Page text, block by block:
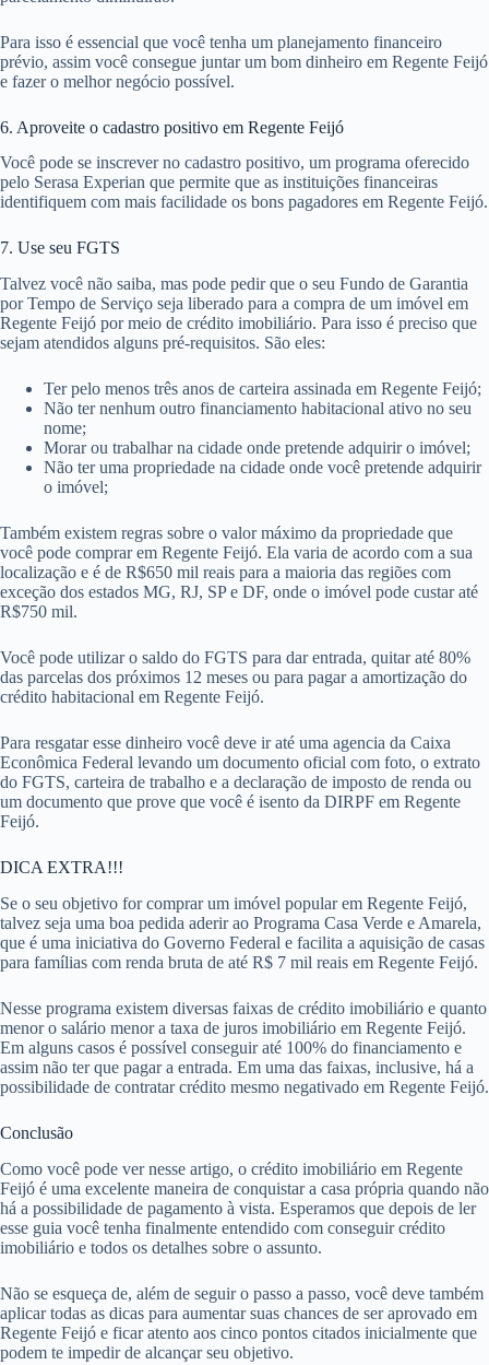
Para isso é essencial que você tenha um planejamento financeiro
prévio, assim você consegue juntar um bom dinheiro em Regente Feijó
e fazer o melhor negócio possível.
6. Aproveite o cadastro positivo em Regente Feijó
Você pode se inscrever no cadastro positivo, um programa oferecido
pelo Serasa Experian que permite que as instituições financeiras
identifiquem com mais facilidade os bons pagadores em Regente Feijó.
7. Use seu FGTS
Talvez você não saiba, mas pode pedir que o seu Fundo de Garantia
por Tempo de Serviço seja liberado para a compra de um imóvel em
Regente Feijó por meio de crédito imobiliário. Para isso é preciso que
sejam atendidos alguns pré-requisitos. São eles:
Ter pelo menos três anos de carteira assinada em Regente Feijó;
Não ter nenhum outro financiamento habitacional ativo no seu
nome;
Morar ou trabalhar na cidade onde pretende adquirir o imóvel;
Não ter uma propriedade na cidade onde você pretende adquirir
o imóvel;
Também existem regras sobre o valor máximo da propriedade que
você pode comprar em Regente Feijó. Ela varia de acordo com a sua
localização e é de R$650 mil reais para a maioria das regiões com
exceção dos estados MG, RJ, SP e DF, onde o imóvel pode custar até
R$750 mil.
Você pode utilizar o saldo do FGTS para dar entrada, quitar até 80%
das parcelas dos próximos 12 meses ou para pagar a amortização do
crédito habitacional em Regente Feijó.
Para resgatar esse dinheiro você deve ir até uma agencia da Caixa
Econômica Federal levando um documento oficial com foto, o extrato
do FGTS, carteira de trabalho e a declaração de imposto de renda ou
um documento que prove que você é isento da DIRPF em Regente
Feijó.
DICA EXTRA!!!
Se o seu objetivo for comprar um imóvel popular em Regente Feijó,
talvez seja uma boa pedida aderir ao Programa Casa Verde e Amarela,
que é uma iniciativa do Governo Federal e facilita a aquisição de casas
para famílias com renda bruta de até R$ 7 mil reais em Regente Feijó.
Nesse programa existem diversas faixas de crédito imobiliário e quanto
menor o salário menor a taxa de juros imobiliário em Regente Feijó.
Em alguns casos é possível conseguir até 100% do financiamento e
assim não ter que pagar a entrada. Em uma das faixas, inclusive, há a
possibilidade de contratar crédito mesmo negativado em Regente Feijó.
Conclusão
Como você pode ver nesse artigo, o crédito imobiliário em Regente
Feijó é uma excelente maneira de conquistar a casa própria quando não
há a possibilidade de pagamento à vista. Esperamos que depois de ler
esse guia você tenha finalmente entendido com conseguir crédito
imobiliário e todos os detalhes sobre o assunto.
Não se esqueça de, além de seguir o passo a passo, você deve também
aplicar todas as dicas para aumentar suas chances de ser aprovado em
Regente Feijó e ficar atento aos cinco pontos citados inicialmente que
podem te impedir de alcançar seu objetivo.